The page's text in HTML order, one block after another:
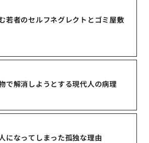
若者のセルフネグレクトとゴミ屋敷
で解消しようとする現代人の病理
になってしまった孤独な理由